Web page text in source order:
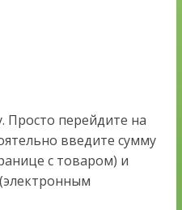
Просто перейдите на
введите сумму
с товаром) и